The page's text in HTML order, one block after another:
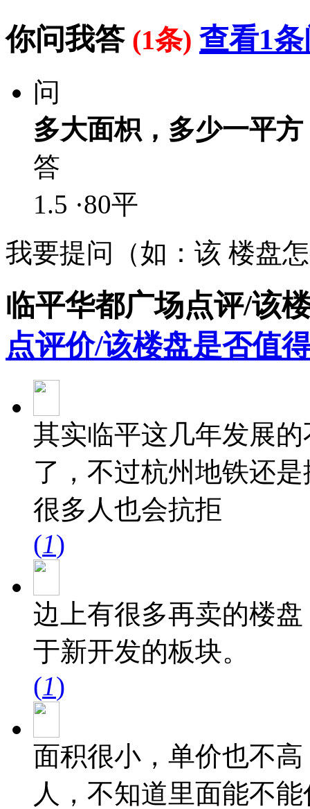
你问我答 (1条) 查看1
问
多大面枳，多少一平方
答
1.5 ·80平
我要提问（如：该 楼盘
临平华都广场点评/该
点评价/该楼盘是否值
其实临平这几年发展
了，不过杭州地铁还
很多人也会抗拒
(1)
边上有很多再卖的楼
于新开发的板块。
(1)
面积很小，单价也不
人，不知道里面能不